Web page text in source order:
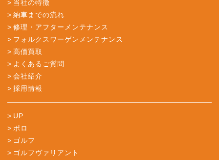
当社の特徴
納車までの流れ
修理・アフターメンテナンス
フォルクスワーゲンメンテナンス
高価買取
よくあるご質問
会社紹介
採用情報
UP
ポロ
ゴルフ
ゴルフヴァリアント